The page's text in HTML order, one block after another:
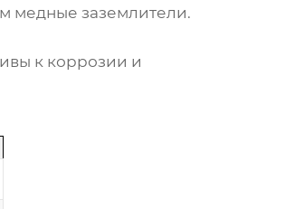
медные заземлители.
к коррозии и